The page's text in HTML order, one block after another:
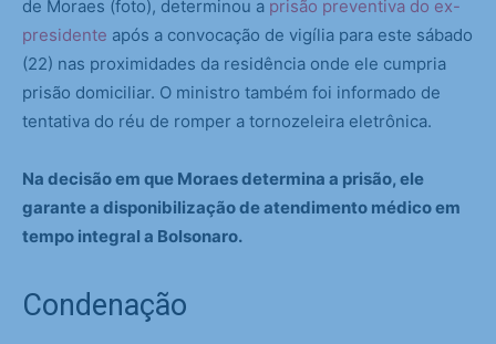
de Moraes (foto), determinou a prisão preventiva do ex-
presidente após a convocação de vigília para este sábado
(22) nas proximidades da residência onde ele cumpria
prisão domiciliar. O ministro também foi informado de
tentativa do réu de romper a tornozeleira eletrônica.
Na decisão em que Moraes determina a prisão, ele
garante a disponibilização de atendimento médico em
tempo integral a Bolsonaro.
Condenação